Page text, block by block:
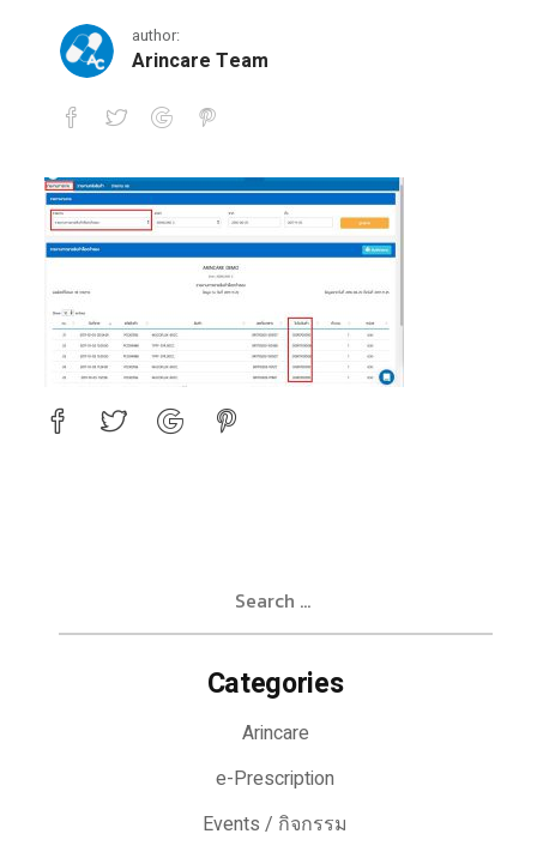
17 author:
Arincare Team
17
Categories
Arincare
e-Prescription
Events / กิจกรรม